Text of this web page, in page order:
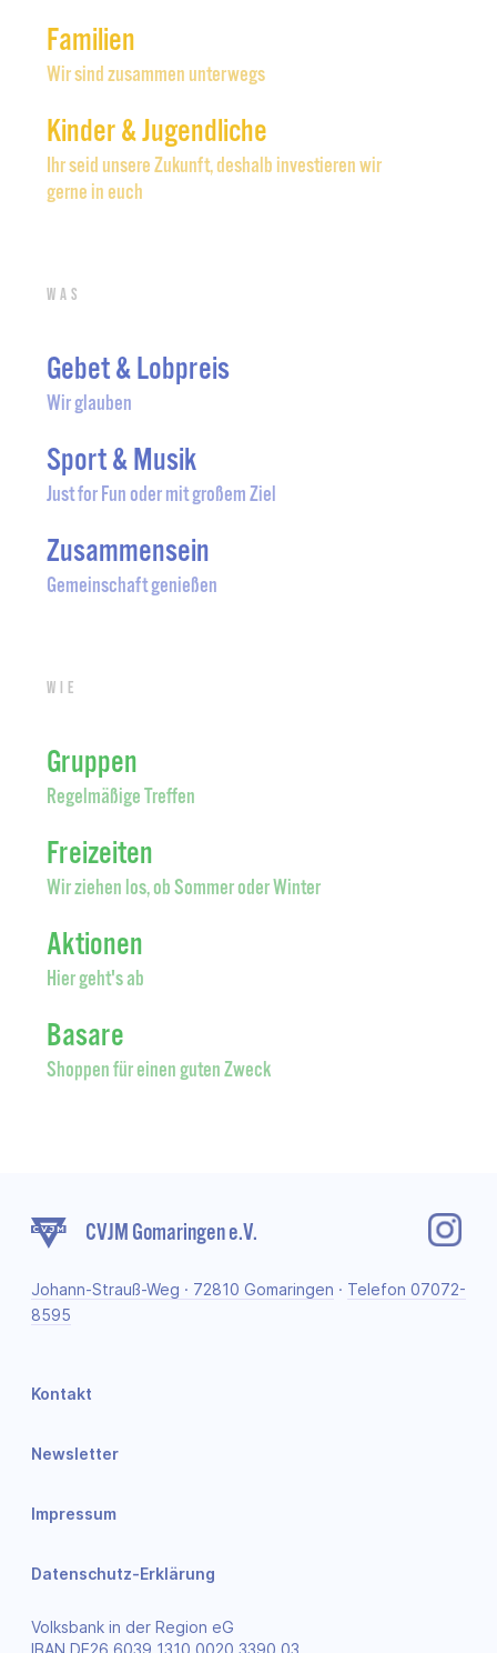
Familien
Wir sind zusammen unterwegs
Kinder & Jugendliche
Ihr seid unsere Zukunft, deshalb investieren wir
gerne in euch
Was
Gebet & Lobpreis
Wir glauben
Sport & Musik
Just for Fun oder mit großem Ziel
Zusammensein
Gemeinschaft genießen
Wie
Gruppen
Regelmäßige Treffen
Freizeiten
Wir ziehen los, ob Sommer oder Winter
Aktionen
Hier geht's ab
Basare
Shoppen für einen guten Zweck
CVJM Gomaringen e.V.
Johann-Strauß-Weg · 72810 Gomaringen · Telefon 07072-
8595
Volksbank in der Region eG
Kontakt
Newsletter
Impressum
Datenschutz-Erklärung